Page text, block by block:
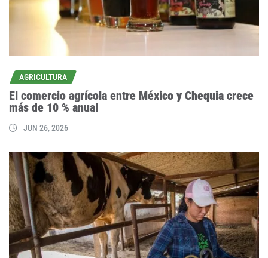
AGRICULTURA
El comercio agrícola entre México y Chequia crece
más de 10 % anual
JUN 26, 2026